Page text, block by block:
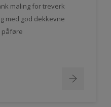
maling for treverk
med god dekkevne
påføre